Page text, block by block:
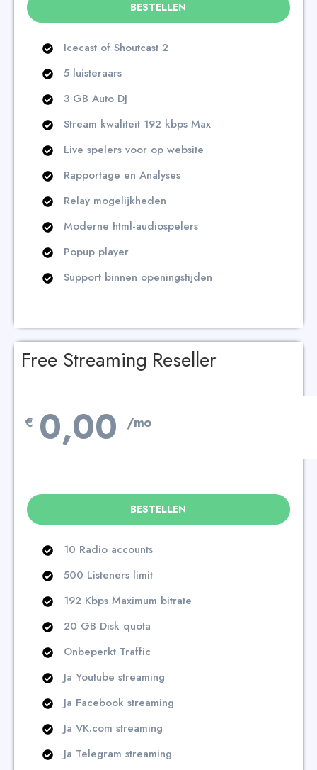
Icecast of Shoutcast 2
5 luisteraars
3 GB Auto DJ
Stream kwaliteit 192 kbps Max
Live spelers voor op website
Rapportage en Analyses
Relay mogelijkheden
Moderne html-audiospelers
Popup player
Support binnen openingstijden
BESTELLEN
Free Streaming Reseller
€ 0,00 /mo
10 Radio accounts
500 Listeners limit
192 Kbps Maximum bitrate
20 GB Disk quota
Onbeperkt Traffic
Ja Youtube streaming
Ja Facebook streaming
Ja VK.com streaming
Ja Telegram streaming
BESTELLEN